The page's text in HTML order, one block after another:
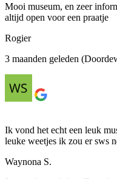
Mooi museum, en zeer
altijd open voor een praatje
Rogier
3 maanden geleden
Ik vond het echt een leuk
leuke weetjes ik zou er sws
Waynona S.